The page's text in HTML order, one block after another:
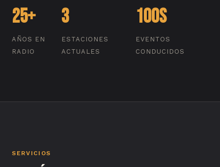
25+
AÑOS EN
RADIO
3
ESTACIONES
ACTUALES
100s
EVENTOS
CONDUCIDOS
SERVICIOS